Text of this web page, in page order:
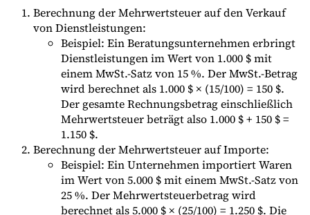
Berechnung der Mehrwertsteuer auf den Verkauf
von Dienstleistungen:
Beispiel: Ein Beratungsunternehmen erbringt
Dienstleistungen im Wert von 1.000 $ mit
einem MwSt.-Satz von 15 %. Der MwSt.-Betrag
wird berechnet als 1.000 $ × (15/100) = 150 $.
Der gesamte Rechnungsbetrag einschließlich
Mehrwertsteuer beträgt also 1.000 $ + 150 $ =
1.150 $.
Berechnung der Mehrwertsteuer auf Importe:
Beispiel: Ein Unternehmen importiert Waren
im Wert von 5.000 $ mit einem MwSt.-Satz von
25 %. Der Mehrwertsteuerbetrag wird
berechnet als 5.000 $ × (25/100) = 1.250 $. Die